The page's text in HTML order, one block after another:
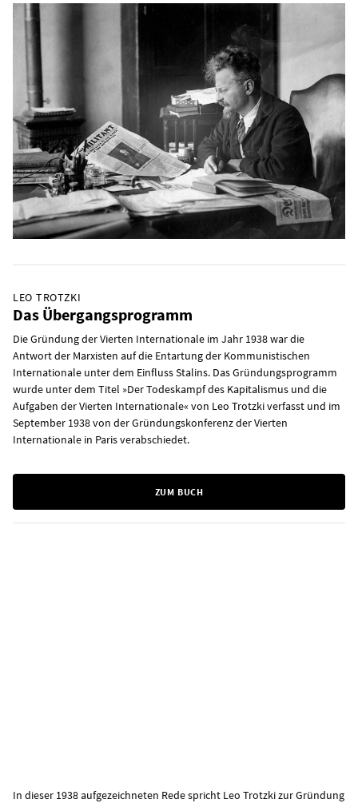
LEO TROTZKI
Das Übergangsprogramm
Die Gründung der Vierten Internationale im Jahr 1938 war die
Antwort der Marxisten auf die Entartung der Kommunistischen
Internationale unter dem Einfluss Stalins. Das Gründungsprogramm
wurde unter dem Titel »Der Todeskampf des Kapitalismus und die
Aufgaben der Vierten Internationale« von Leo Trotzki verfasst und im
September 1938 von der Gründungskonferenz der Vierten
Internationale in Paris verabschiedet.
ZUM BUCH
In dieser 1938 aufgezeichneten Rede spricht Leo Trotzki zur Gründung